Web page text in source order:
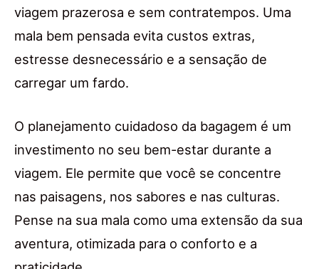
viagem prazerosa e sem contratempos. Uma
mala bem pensada evita custos extras,
estresse desnecessário e a sensação de
carregar um fardo.
O planejamento cuidadoso da bagagem é um
investimento no seu bem-estar durante a
viagem. Ele permite que você se concentre
nas paisagens, nos sabores e nas culturas.
Pense na sua mala como uma extensão da sua
aventura, otimizada para o conforto e a